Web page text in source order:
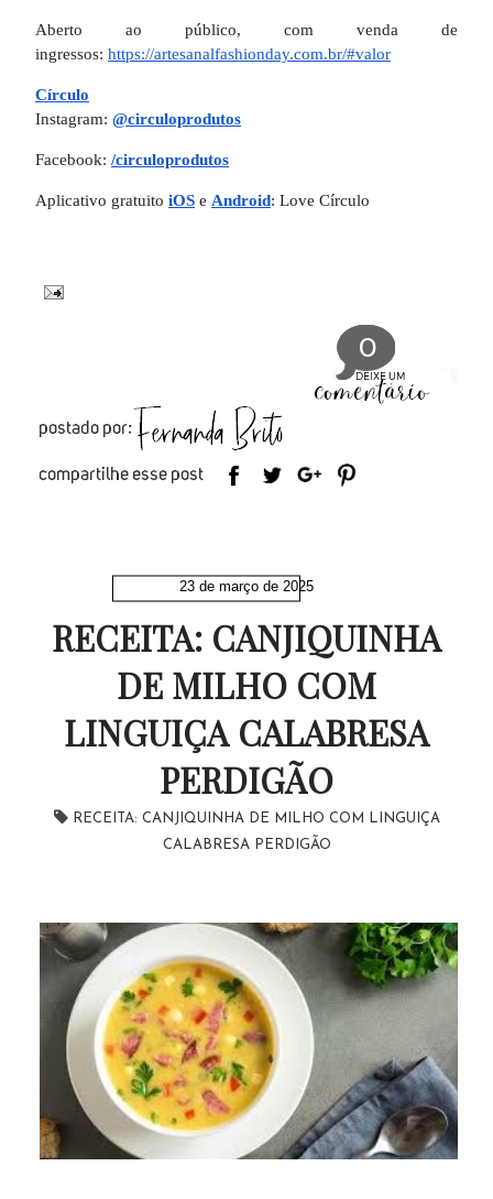
Aberto ao público, com venda de
ingressos: https://artesanalfashionday.com.br/#valor
Círculo
Instagram: @circuloprodutos
Facebook: /circuloprodutos
Aplicativo gratuito iOS e Android: Love Círculo
0
23 de março de 2025
RECEITA: CANJIQUINHA
DE MILHO COM
LINGUIÇA CALABRESA
PERDIGÃO
RECEITA: CANJIQUINHA DE MILHO COM LINGUIÇA
CALABRESA PERDIGÃO